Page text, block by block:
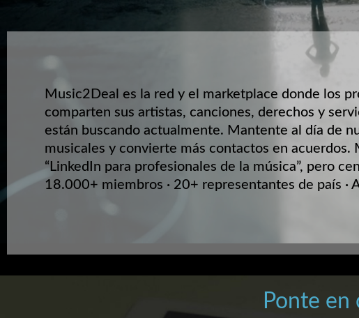
Music2Deal es la red y el marketplace donde los
comparten sus artistas, canciones, derechos y
están buscando actualmente. Mantente al día de
musicales y convierte más contactos en acuerdos.
“LinkedIn para profesionales de la música”, pero
18.000+ miembros · 20+ representantes de país ·
Ponte